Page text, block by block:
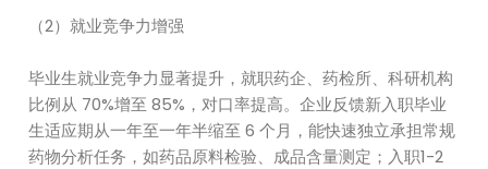
（2）就业竞争力增强
毕业生就业竞争力显著提升，就职药企、药检所、科研机构
比例从 70%增至 85%，对口率提高。企业反馈新入职毕业
生适应期从一年至一年半缩至 6 个月，能快速独立承担常规
药物分析任务，如药品原料检验、成品含量测定；入职1-2